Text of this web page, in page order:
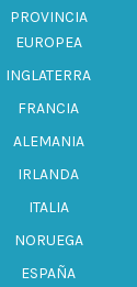
PROVINCIA
EUROPEA
INGLATERRA
FRANCIA
ALEMANIA
IRLANDA
ITALIA
NORUEGA
ESPAÑA